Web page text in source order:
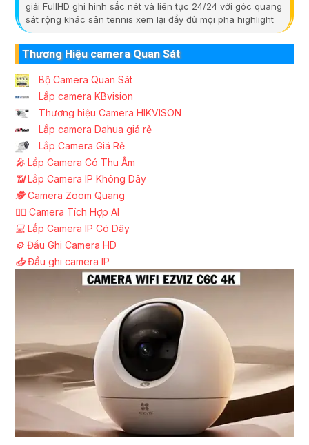
giải FullHD ghi hình sắc nét và liên tục 24/24 với góc quang
sát rộng khác sân tennis xem lại đầy đủ mọi pha highlight
Thương Hiệu camera Quan Sát
Bộ Camera Quan Sát
Lắp camera KBvision
Thương hiệu Camera HIKVISON
Lắp camera Dahua giá rẻ
Lắp Camera Giá Rẻ
️🎤️ Lắp Camera Có Thu Âm
📶Lắp Camera IP Không Dây
🕵️Camera Zoom Quang
🧛‍♀️ Camera Tích Hợp AI
💻 Lắp Camera IP Có Dây
⚙️ Đầu Ghi Camera HD
📥Đầu ghi camera IP